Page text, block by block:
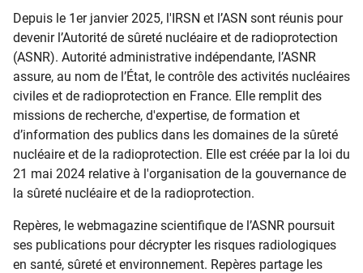
Depuis le 1er janvier 2025, l'IRSN et l’ASN sont réunis pour
devenir l’Autorité de sûreté nucléaire et de radioprotection
(ASNR). Autorité administrative indépendante, l’ASNR
assure, au nom de l’État, le contrôle des activités nucléaires
civiles et de radioprotection en France. Elle remplit des
missions de recherche, d'expertise, de formation et
d’information des publics dans les domaines de la sûreté
nucléaire et de la radioprotection. Elle est créée par la loi du
21 mai 2024 relative à l'organisation de la gouvernance de
la sûreté nucléaire et de la radioprotection.
Repères, le webmagazine scientifique de l’ASNR poursuit
ses publications pour décrypter les risques radiologiques
en santé, sûreté et environnement. Repères partage les